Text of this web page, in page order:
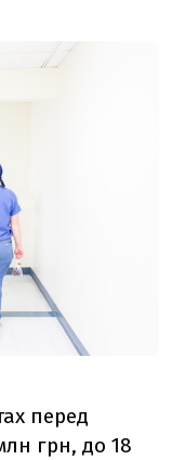
перед
грн, до 18